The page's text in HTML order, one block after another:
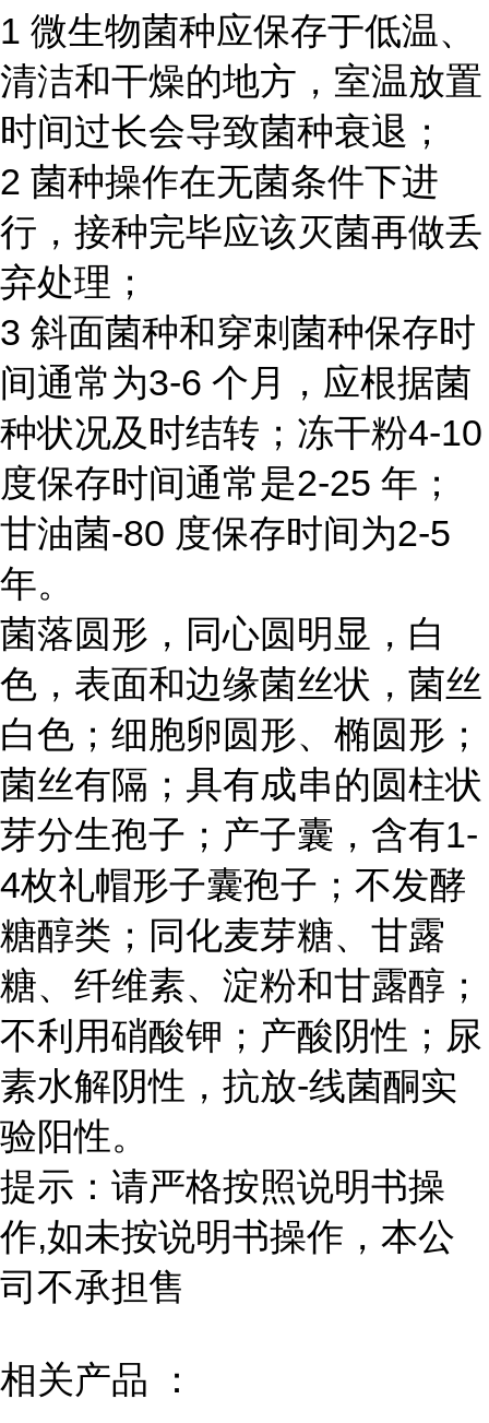
1 微生物菌种应保存于低温、
清洁和干燥的地方，室温放置
时间过长会导致菌种衰退；
2 菌种操作在无菌条件下进
行，接种完毕应该灭菌再做丢
弃处理；
3 斜面菌种和穿刺菌种保存时
间通常为3-6 个月，应根据菌
种状况及时结转；冻干粉4-10
度保存时间通常是2-25 年；
甘油菌-80 度保存时间为2-5
年。
菌落圆形，同心圆明显，白
色，表面和边缘菌丝状，菌丝
白色；细胞卵圆形、椭圆形；
菌丝有隔；具有成串的圆柱状
芽分生孢子；产子囊，含有1-
4枚礼帽形子囊孢子；不发酵
糖醇类；同化麦芽糖、甘露
糖、纤维素、淀粉和甘露醇；
不利用硝酸钾；产酸阴性；尿
素水解阴性，抗放-线菌酮实
验阳性。
提示：请严格按照说明书操
作,如未按说明书操作，本公
司不承担售
相关产品 ：